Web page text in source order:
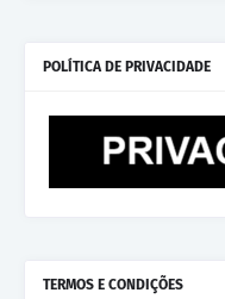
POLÍTICA DE PRIVACIDADE
TERMOS E CONDIÇÕES